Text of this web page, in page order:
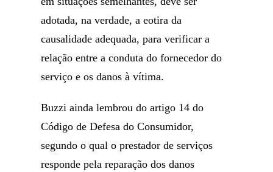
adotada, na verdade, a eotira da
causalidade adequada, para verificar a
relação entre a conduta do fornecedor do
serviço e os danos à vítima.
Buzzi ainda lembrou do artigo 14 do
Código de Defesa do Consumidor,
segundo o qual o prestador de serviços
responde pela reparação dos danos